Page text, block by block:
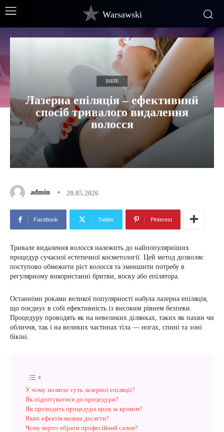
Warsawski
ІНШЕ
Лазерна епіляція – ефективний
спосіб тривалого видалення
волосся
admin 20.05.2026
Facebook Twitter Pinterest
Тривале видалення волосся належить до найпопулярніших
процедур сучасної естетичної косметології. Цей метод дозволяє
поступово обмежити ріст волосся та зменшити потребу в
регулярному використанні бритви, воску або епілятора.
Останніми роками великої популярності набула лазерна епіляція,
що поєднує в собі ефективність із високим рівнем безпеки.
Процедуру проводять як на невеликих ділянках, таких як пахви чи
обличчя, так і на великих частинах тіла — ногах, спині та зоні
бікіні.
У чому полягає суть лазерної епіляції?
Як підготуватися до процедури?
Як проходить процедура крок за кроком?
Яких ефектів можна досягти?
Чому варто обрати професійний салон?